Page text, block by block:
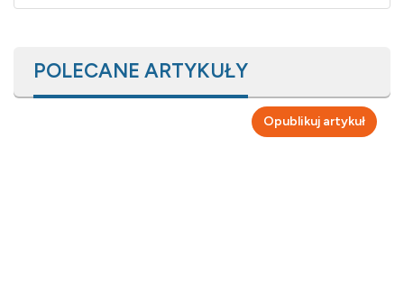
POLECANE ARTYKUŁY
Opublikuj artykuł